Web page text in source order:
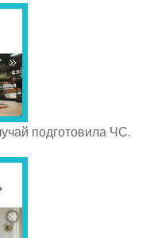
подготовила ЧС.